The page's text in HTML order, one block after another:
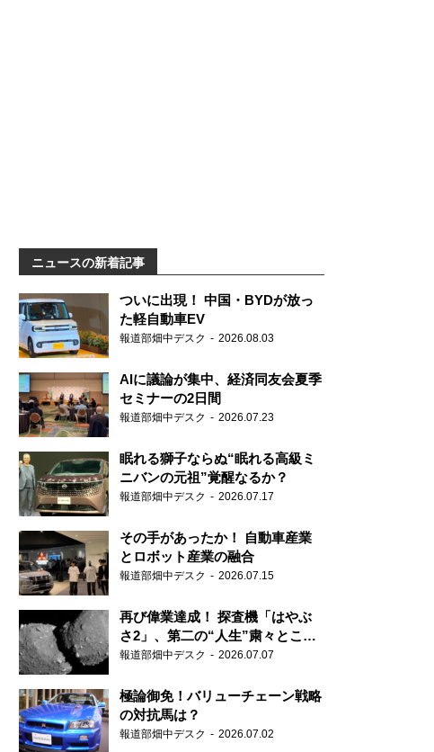
ニュースの新着記事
ついに出現！ 中国・BYDが放っ
た軽自動車EV
報道部畑中デスク 2026.08.03
AIに議論が集中、経済同友会夏季
セミナーの2日間
報道部畑中デスク 2026.07.23
眠れる獅子ならぬ“眠れる高級ミ
ニバンの元祖”覚醒なるか？
報道部畑中デスク 2026.07.17
その手があったか！ 自動車産業
とロボット産業の融合
報道部畑中デスク 2026.07.15
再び偉業達成！ 探査機「はやぶ
さ2」、第二の“人生”粛々とこな
す
報道部畑中デスク 2026.07.07
極論御免！バリューチェーン戦略
の対抗馬は？
報道部畑中デスク 2026.07.02